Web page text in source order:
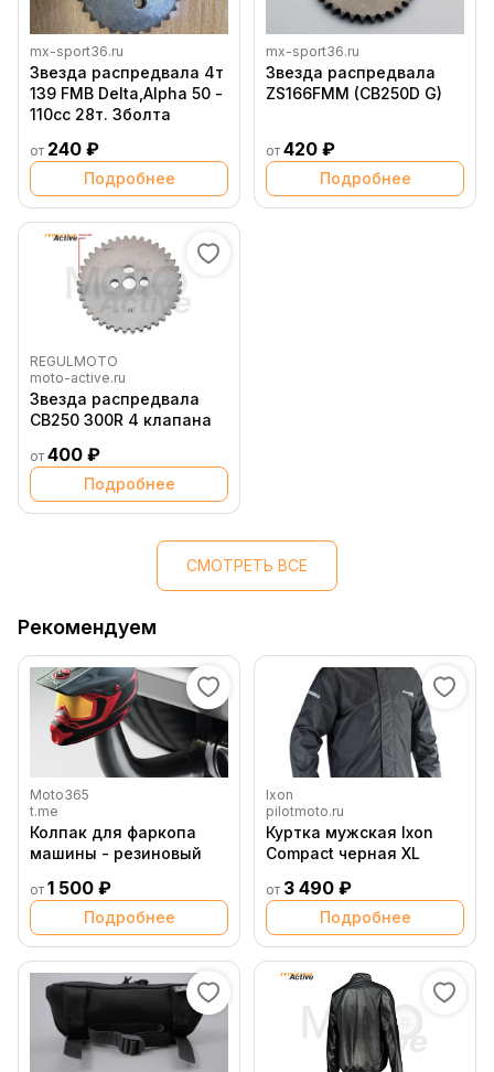
mx-sport36.ru
Звезда распредвала 4т
139 FMB Delta,Alpha 50 -
110сс 28т. 3болта
от 240 ₽
Подробнее
mx-sport36.ru
Звезда распредвала
ZS166FMM (CB250D G)
от 420 ₽
Подробнее
REGULMOTO
moto-active.ru
Звезда распредвала
СB250 300R 4 клапана
от 400 ₽
Подробнее
СМОТРЕТЬ ВСЕ
Рекомендуем
Moto365
t.me
Колпак для фаркопа
машины - резиновый
от 1 500 ₽
Подробнее
Ixon
pilotmoto.ru
Куртка мужская Ixon
Compact черная XL
от 3 490 ₽
Подробнее